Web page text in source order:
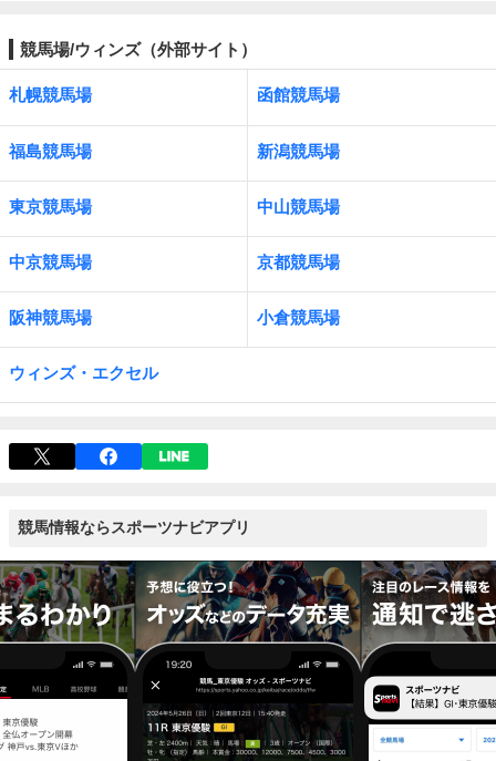
競馬場/ウィンズ（外部サイト）
札幌競馬場 函館競馬場
福島競馬場 新潟競馬場
東京競馬場 中山競馬場
中京競馬場 京都競馬場
阪神競馬場 小倉競馬場
ウィンズ・エクセル
競馬情報ならスポーツナビアプリ